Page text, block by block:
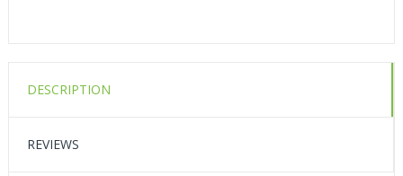
DESCRIPTION
REVIEWS